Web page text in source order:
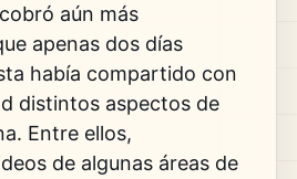
aún más
apenas dos días
había compartido con
distintos aspectos de
Entre ellos,
de algunas áreas de